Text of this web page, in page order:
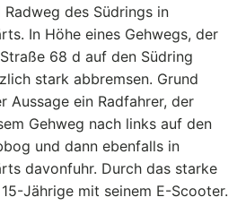
des Südrings in
In Höhe eines Gehwegs, der
68 d auf den Südring
stark abbremsen. Grund
Aussage ein Radfahrer, der
Gehweg nach links auf den
und dann ebenfalls in
davonfuhr. Durch das starke
Jährige mit seinem E-Scooter.